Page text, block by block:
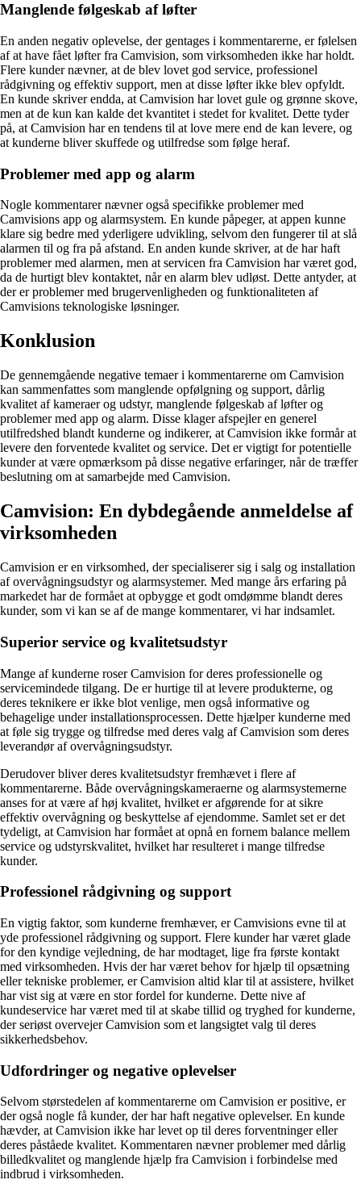
Manglende følgeskab af løfter
En anden negativ oplevelse, der gentages i kommentarerne, er følelsen
af at have fået løfter fra Camvision, som virksomheden ikke har holdt.
Flere kunder nævner, at de blev lovet god service, professionel
rådgivning og effektiv support, men at disse løfter ikke blev opfyldt.
En kunde skriver endda, at Camvision har lovet gule og grønne skove,
men at de kun kan kalde det kvantitet i stedet for kvalitet. Dette tyder
på, at Camvision har en tendens til at love mere end de kan levere, og
at kunderne bliver skuffede og utilfredse som følge heraf.
Problemer med app og alarm
Nogle kommentarer nævner også specifikke problemer med
Camvisions app og alarmsystem. En kunde påpeger, at appen kunne
klare sig bedre med yderligere udvikling, selvom den fungerer til at slå
alarmen til og fra på afstand. En anden kunde skriver, at de har haft
problemer med alarmen, men at servicen fra Camvision har været god,
da de hurtigt blev kontaktet, når en alarm blev udløst. Dette antyder, at
der er problemer med brugervenligheden og funktionaliteten af
Camvisions teknologiske løsninger.
Konklusion
De gennemgående negative temaer i kommentarerne om Camvision
kan sammenfattes som manglende opfølgning og support, dårlig
kvalitet af kameraer og udstyr, manglende følgeskab af løfter og
problemer med app og alarm. Disse klager afspejler en generel
utilfredshed blandt kunderne og indikerer, at Camvision ikke formår at
levere den forventede kvalitet og service. Det er vigtigt for potentielle
kunder at være opmærksom på disse negative erfaringer, når de træffer
beslutning om at samarbejde med Camvision.
Camvision: En dybdegående anmeldelse af
virksomheden
Camvision er en virksomhed, der specialiserer sig i salg og installation
af overvågningsudstyr og alarmsystemer. Med mange års erfaring på
markedet har de formået at opbygge et godt omdømme blandt deres
kunder, som vi kan se af de mange kommentarer, vi har indsamlet.
Superior service og kvalitetsudstyr
Mange af kunderne roser Camvision for deres professionelle og
servicemindede tilgang. De er hurtige til at levere produkterne, og
deres teknikere er ikke blot venlige, men også informative og
behagelige under installationsprocessen. Dette hjælper kunderne med
at føle sig trygge og tilfredse med deres valg af Camvision som deres
leverandør af overvågningsudstyr.
Derudover bliver deres kvalitetsudstyr fremhævet i flere af
kommentarerne. Både overvågningskameraerne og alarmsystemerne
anses for at være af høj kvalitet, hvilket er afgørende for at sikre
effektiv overvågning og beskyttelse af ejendomme. Samlet set er det
tydeligt, at Camvision har formået at opnå en fornem balance mellem
service og udstyrskvalitet, hvilket har resulteret i mange tilfredse
kunder.
Professionel rådgivning og support
En vigtig faktor, som kunderne fremhæver, er Camvisions evne til at
yde professionel rådgivning og support. Flere kunder har været glade
for den kyndige vejledning, de har modtaget, lige fra første kontakt
med virksomheden. Hvis der har været behov for hjælp til opsætning
eller tekniske problemer, er Camvision altid klar til at assistere, hvilket
har vist sig at være en stor fordel for kunderne. Dette nive af
kundeservice har været med til at skabe tillid og tryghed for kunderne,
der seriøst overvejer Camvision som et langsigtet valg til deres
sikkerhedsbehov.
Udfordringer og negative oplevelser
Selvom størstedelen af kommentarerne om Camvision er positive, er
der også nogle få kunder, der har haft negative oplevelser. En kunde
hævder, at Camvision ikke har levet op til deres forventninger eller
deres påståede kvalitet. Kommentaren nævner problemer med dårlig
billedkvalitet og manglende hjælp fra Camvision i forbindelse med
indbrud i virksomheden.